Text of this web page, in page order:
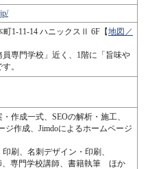
町1-11-14 ハニックスⅡ 6F【地図／
専門学校」近く、1階に「旨味や
。
作成一式、SEOの解析・施工、
ジ作成、Jimdoによるホームページ
刷、名刺デザイン・印刷、
、専門学校講師、書籍執筆 ほか